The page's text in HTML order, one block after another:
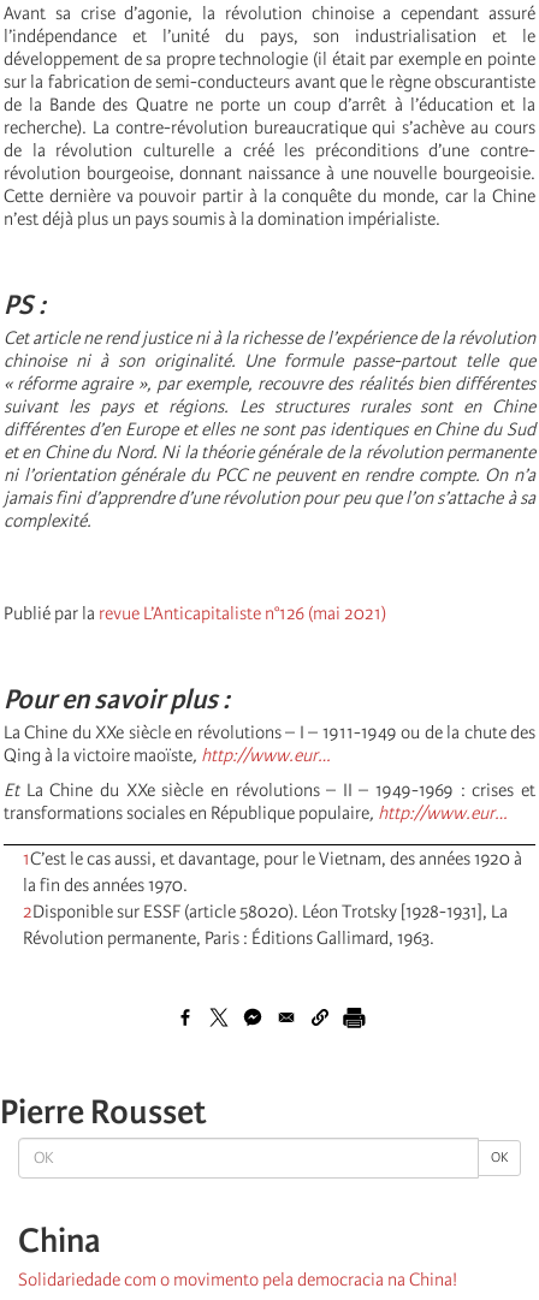
OK OK
China
Solidariedade com o movimento pela democracia na China!
Avant sa crise d’agonie, la révolution chinoise a cependant assuré
l’indépendance et l’unité du pays, son industrialisation et le
développement de sa propre technologie (il était par exemple en pointe
sur la fabrication de semi-conducteurs avant que le règne obscurantiste
de la Bande des Quatre ne porte un coup d’arrêt à l’éducation et la
recherche). La contre-révolution bureaucratique qui s’achève au cours
de la révolution culturelle a créé les préconditions d’une contre-
révolution bourgeoise, donnant naissance à une nouvelle bourgeoisie.
Cette dernière va pouvoir partir à la conquête du monde, car la Chine
n’est déjà plus un pays soumis à la domination impérialiste.
PS :
Cet article ne rend justice ni à la richesse de l’expérience de la révolution
chinoise ni à son originalité. Une formule passe-partout telle que
« réforme agraire », par exemple, recouvre des réalités bien différentes
suivant les pays et régions. Les structures rurales sont en Chine
différentes d’en Europe et elles ne sont pas identiques en Chine du Sud
et en Chine du Nord. Ni la théorie générale de la révolution permanente
ni l’orientation générale du PCC ne peuvent en rendre compte. On n’a
jamais fini d’apprendre d’une révolution pour peu que l’on s’attache à sa
complexité.
Publié par la revue L’Anticapitaliste n°126 (mai 2021)
Pour en savoir plus :
La Chine du XXe siècle en révolutions – I – 1911-1949 ou de la chute des
Qing à la victoire maoïste, http://www.eur…
Et La Chine du XXe siècle en révolutions – II – 1949-1969 : crises et
transformations sociales en République populaire, http://www.eur…
1C’est le cas aussi, et davantage, pour le Vietnam, des années 1920 à
la fin des années 1970.
2Disponible sur ESSF (article 58020). Léon Trotsky [1928-1931], La
Révolution permanente, Paris : Éditions Gallimard, 1963.
Pierre Rousset